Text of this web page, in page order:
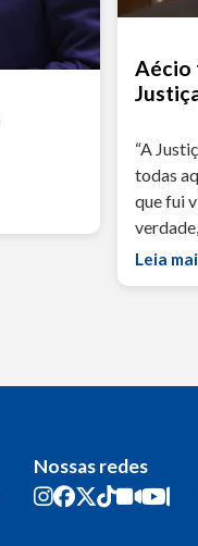
Aécio
“A
todas
que fui
Leia
Nossas redes